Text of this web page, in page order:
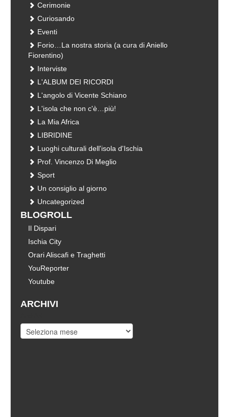
Cerimonie
Curiosando
Eventi
Forio…La nostra storia (a cura di Aniello
Fiorentino)
Interviste
L'ALBUM DEI RICORDI
L'angolo di Vicente Schiano
L'isola che non c'è…più!
La Mia Africa
LIBRIDINE
Luoghi culturali dell'isola d'Ischia
Prof. Vincenzo Di Meglio
Sport
Un consiglio al giorno
Uncategorized
BLOGROLL
Il Dispari
Ischia City
Orari Aliscafi e Traghetti
YouReporter
Youtube
ARCHIVI